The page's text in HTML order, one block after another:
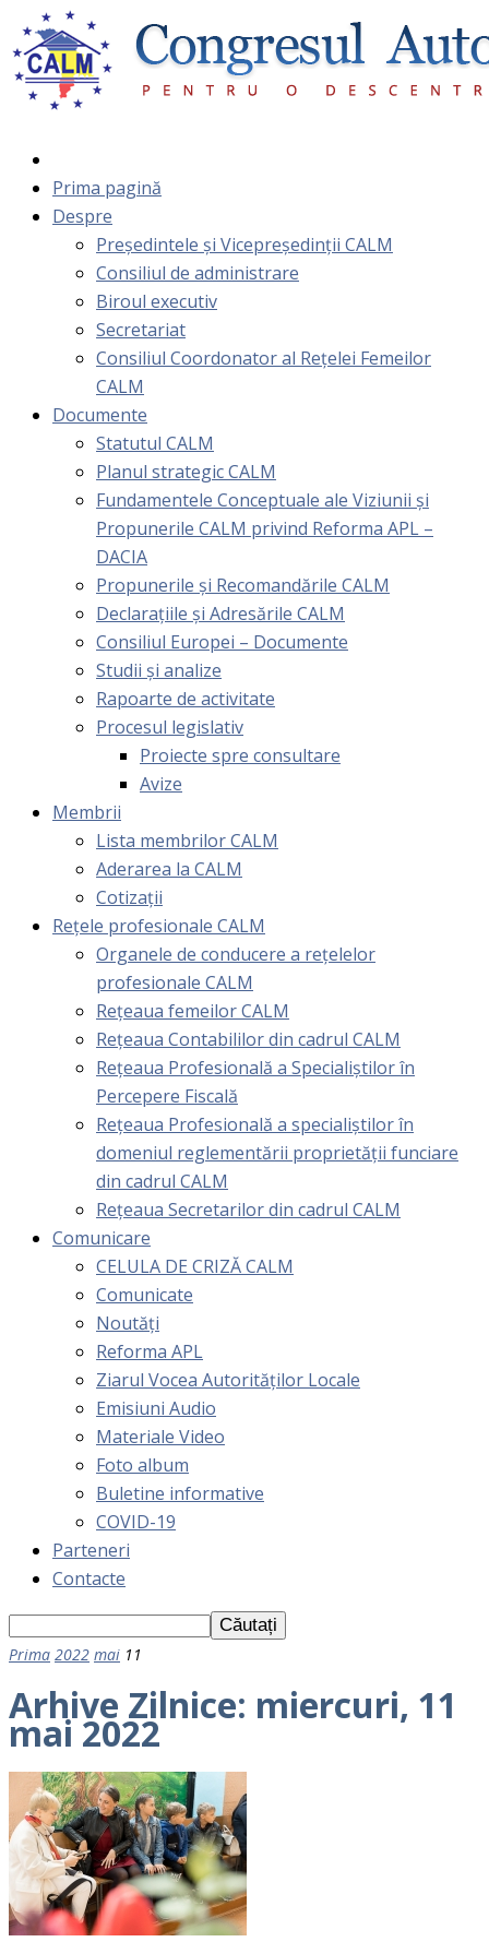
Prima pagină
Despre
Președintele și Vicepreședinții CALM
Consiliul de administrare
Biroul executiv
Secretariat
Consiliul Coordonator al Rețelei Femeilor
CALM
Documente
Statutul CALM
Planul strategic CALM
Fundamentele Conceptuale ale Viziunii și
Propunerile CALM privind Reforma APL –
DACIA
Propunerile și Recomandările CALM
Declarațiile și Adresările CALM
Consiliul Europei – Documente
Studii și analize
Rapoarte de activitate
Procesul legislativ
Proiecte spre consultare
Avize
Membrii
Lista membrilor CALM
Aderarea la CALM
Cotizaţii
Rețele profesionale CALM
Organele de conducere a rețelelor
profesionale CALM
Rețeaua femeilor CALM
Rețeaua Contabililor din cadrul CALM
Rețeaua Profesională a Specialiștilor în
Percepere Fiscală
Reţeaua Profesională a specialiştilor în
domeniul reglementării proprietăţii funciare
din cadrul CALM
Rețeaua Secretarilor din cadrul CALM
Comunicare
CELULA DE CRIZĂ CALM
Comunicate
Noutăți
Reforma APL
Ziarul Vocea Autorităților Locale
Emisiuni Audio
Materiale Video
Foto album
Buletine informative
COVID-19
Parteneri
Contacte
Prima 2022 mai 11
Arhive Zilnice: miercuri, 11
mai 2022